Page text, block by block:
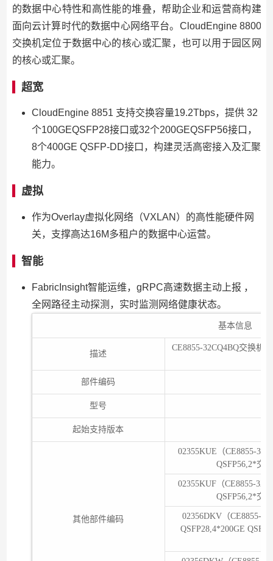
的数据中心特性和高性能的堆叠，帮助企业和运营商构建
面向云计算时代的数据中心网络平台。CloudEngine 8800
交换机定位于数据中心的核心或汇聚，也可以用于园区网
的核心或汇聚。
超宽
CloudEngine 8851 支持交换容量19.2Tbps，提供 32
个100GEQSFP28接口或32个200GEQSFP56接口，
8个400GE QSFP-DD接口，构建灵活高密接入及汇聚
能力。
虚拟
作为Overlay虚拟化网络（VXLAN）的高性能硬件网
关，支撑高达16M多租户的数据中心运营。
智能
FabricInsight智能运维，gRPC高速数据主动上报 ，
全网路径主动探测，实时监测网络健康状态。
基本信息
描述
CE8855-32CQ4BQ交换机
部件编码
型号
起始支持版本
其他部件编码
02355KUE（CE8855-
QSFP56,2*交
02355KUF（CE8855-
QSFP56,2*交
02356DKV（CE8855-
QSFP28,4*200GE